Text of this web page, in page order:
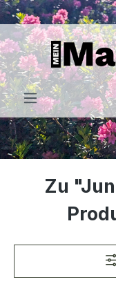
springen
Zu